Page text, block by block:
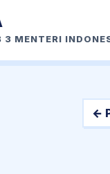
3 MENTERI
←